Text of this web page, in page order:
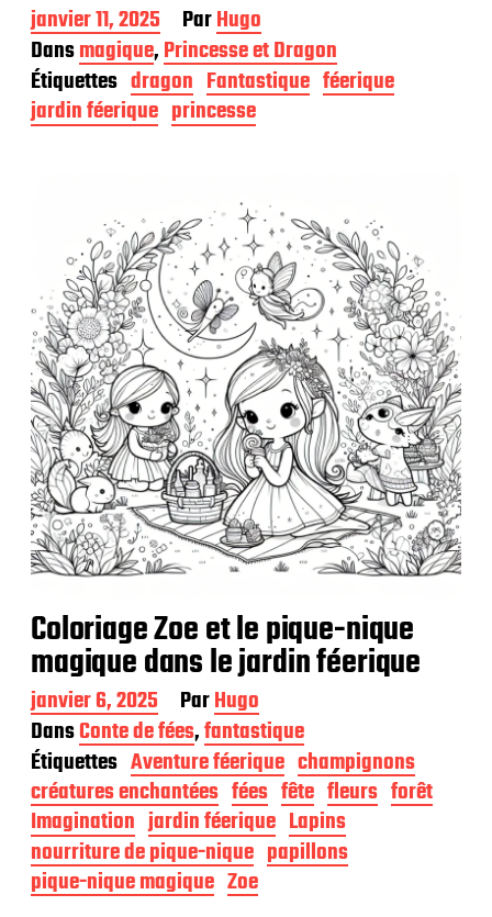
D
a
t
e
d
e
t
i
o
n
janvier 11, 2025 ParHugo
Dansmagique,Princesse et Dragon
Étiquettes dragon Fantastique féerique
jardin féerique princesse
Coloriage Zoe et le pique-nique
magique dans le jardin féerique
D
a
t
e
d
e
p
u
b
l
janvier 6, 2025 ParHugo
DansConte de fées,fantastique
Étiquettes Aventure féerique champignons
créatures enchantées fées fête fleurs forêt
Imagination jardin féerique Lapins
nourriture de pique-nique papillons
pique-nique magique Zoe